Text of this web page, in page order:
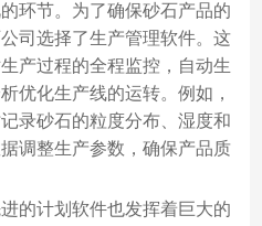
环节。为了确保砂石产品的
司选择了生产管理软件。这
产过程的全程监控，自动生
优化生产线的运转。例如，
录砂石的粒度分布、湿度和
调整生产参数，确保产品质
的计划软件也发挥着巨大的